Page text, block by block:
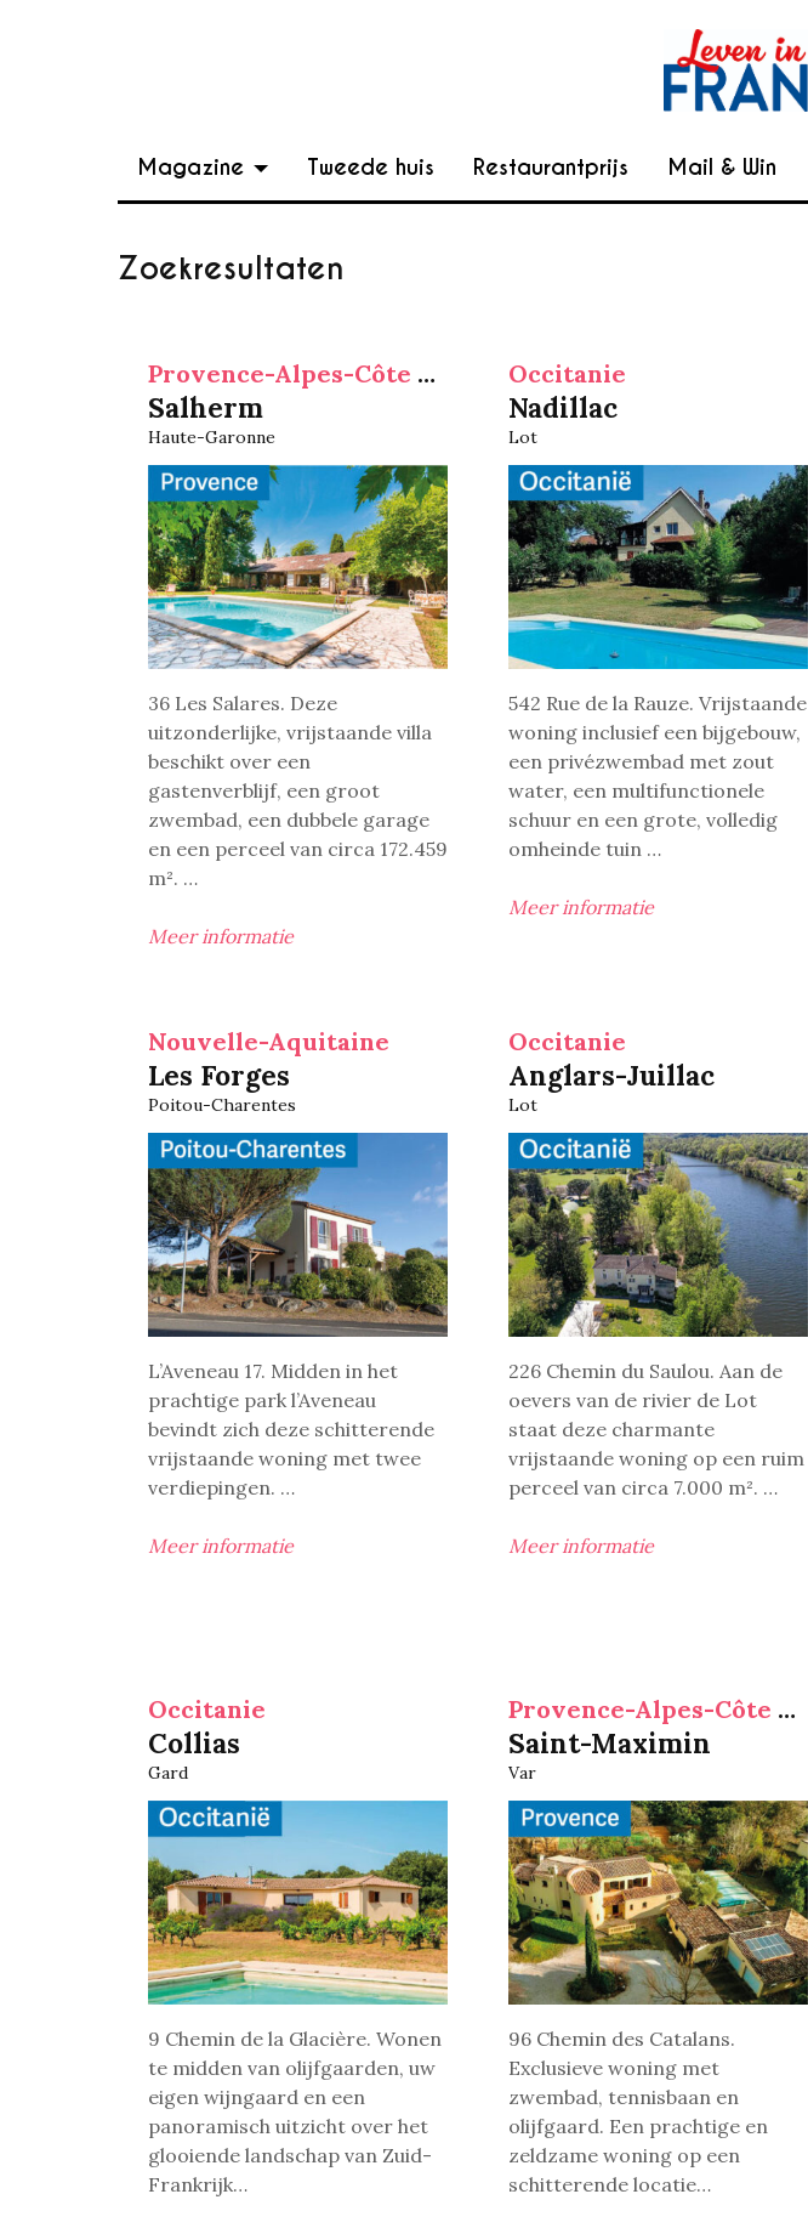
Magazine Tweede huis Restaurantprijs Mail & Win
Zoekresultaten
Provence-Alpes-Côte d'Azur
Salherm
Haute-Garonne
36 Les Salares. Deze
uitzonderlijke, vrijstaande villa
beschikt over een
gastenverblijf, een groot
zwembad, een dubbele garage
en een perceel van circa 172.459
m². …
Meer informatie
Occitanie
Nadillac
Lot
542 Rue de la Rauze. Vrijstaande
woning inclusief een bijgebouw,
een privézwembad met zout
water, een multifunctionele
schuur en een grote, volledig
omheinde tuin …
Meer informatie
Nouvelle-Aquitaine
Les Forges
Poitou-Charentes
L’Aveneau 17. Midden in het
prachtige park l’Aveneau
bevindt zich deze schitterende
vrijstaande woning met twee
verdiepingen. …
Meer informatie
Occitanie
Anglars-Juillac
Lot
226 Chemin du Saulou. Aan de
oevers van de rivier de Lot
staat deze charmante
vrijstaande woning op een ruim
perceel van circa 7.000 m². …
Meer informatie
Occitanie
Collias
Gard
9 Chemin de la Glacière. Wonen
te midden van olijfgaarden, uw
eigen wijngaard en een
panoramisch uitzicht over het
glooiende landschap van Zuid-
Frankrijk…
Provence-Alpes-Côte d'Azur
Saint-Maximin
Var
96 Chemin des Catalans.
Exclusieve woning met
zwembad, tennisbaan en
olijfgaard. Een prachtige en
zeldzame woning op een
schitterende locatie…